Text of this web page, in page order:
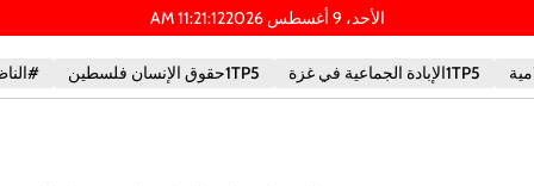
الأحد، 9 أغسطس 2026 11:21:13
AM
1TP5الإبادة الجماعية في غزة 1TP5حقوق الإنسان فلسطين